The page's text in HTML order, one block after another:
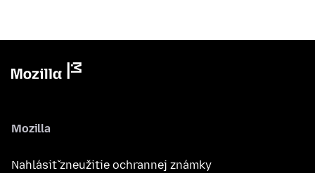
Mozilla
Nahlásiť zneužitie ochrannej známky